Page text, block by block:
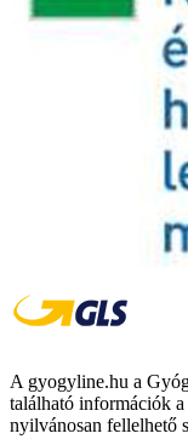
A gyogyline.hu a
található információk
nyilvánosan fellelhető